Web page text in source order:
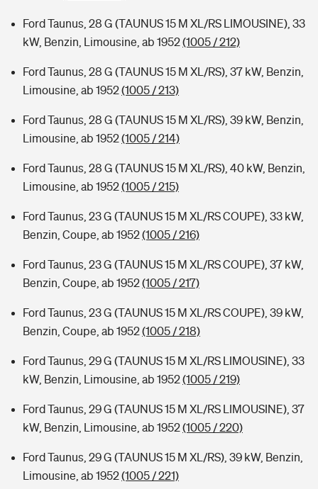
Ford Taunus, 28 G (TAUNUS 15 M XL/RS LIMOUSINE), 33
kW, Benzin, Limousine, ab 1952(1005 / 212)
Ford Taunus, 28 G (TAUNUS 15 M XL/RS), 37 kW, Benzin,
Limousine, ab 1952(1005 / 213)
Ford Taunus, 28 G (TAUNUS 15 M XL/RS), 39 kW, Benzin,
Limousine, ab 1952(1005 / 214)
Ford Taunus, 28 G (TAUNUS 15 M XL/RS), 40 kW, Benzin,
Limousine, ab 1952(1005 / 215)
Ford Taunus, 23 G (TAUNUS 15 M XL/RS COUPE), 33 kW,
Benzin, Coupe, ab 1952(1005 / 216)
Ford Taunus, 23 G (TAUNUS 15 M XL/RS COUPE), 37 kW,
Benzin, Coupe, ab 1952(1005 / 217)
Ford Taunus, 23 G (TAUNUS 15 M XL/RS COUPE), 39 kW,
Benzin, Coupe, ab 1952(1005 / 218)
Ford Taunus, 29 G (TAUNUS 15 M XL/RS LIMOUSINE), 33
kW, Benzin, Limousine, ab 1952(1005 / 219)
Ford Taunus, 29 G (TAUNUS 15 M XL/RS LIMOUSINE), 37
kW, Benzin, Limousine, ab 1952(1005 / 220)
Ford Taunus, 29 G (TAUNUS 15 M XL/RS), 39 kW, Benzin,
Limousine, ab 1952(1005 / 221)